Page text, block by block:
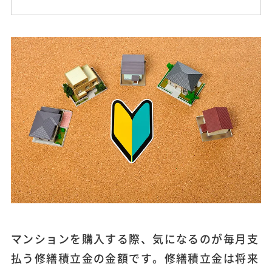
マンションを購入する際、気になるのが毎月支
払う修繕積立金の金額です。修繕積立金は将来